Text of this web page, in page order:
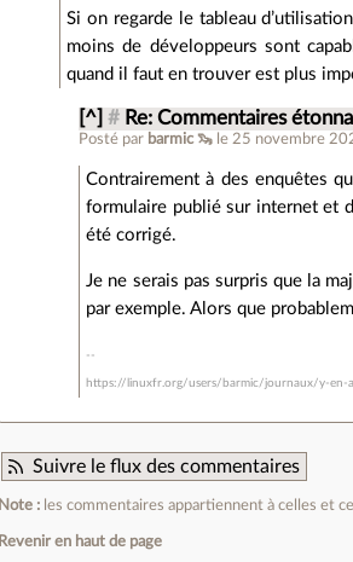
Si on regarde le tableau
moins de développeurs sont
quand il faut en trouver est plus
[^] # Re: Commentaires
Posté par barmic 🦦 le 25 novembre
Contrairement à des enquêtes
formulaire publié sur internet et
été corrigé.
Je ne serais pas surpris que la
par exemple. Alors que
https://linuxfr.org/users/barmic/journaux/y-en-
Suivre le flux des commentaires
Note : les commentaires appartiennent à celles et
Revenir en haut de page